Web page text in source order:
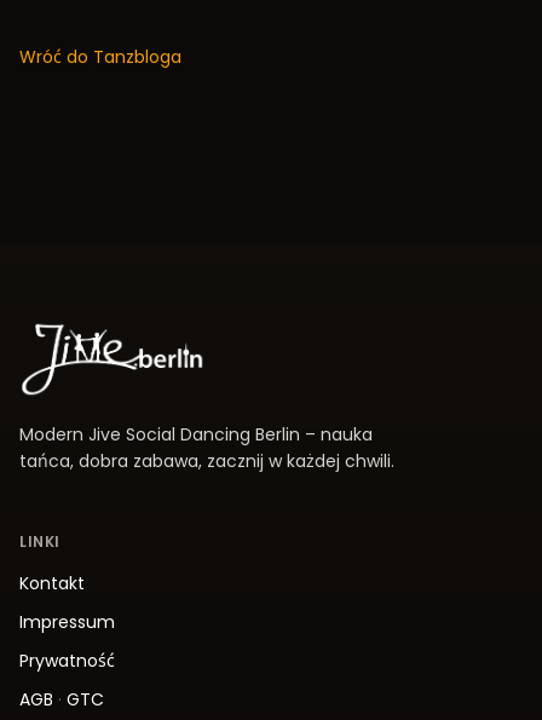
Wróć do Tanzbloga
Modern Jive Social Dancing Berlin – nauka
tańca, dobra zabawa, zacznij w każdej chwili.
LINKI
Kontakt
Impressum
Prywatność
AGB · GTC